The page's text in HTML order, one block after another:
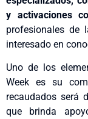
y activaciones
profesionales de
interesado en
Uno de los
Week es su
recaudados será
que brinda